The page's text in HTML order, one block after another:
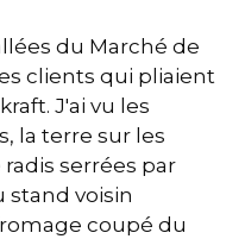
du Marché de
clients qui pliaient
J'ai vu les
la terre sur les
serrées par
stand voisin
coupé du